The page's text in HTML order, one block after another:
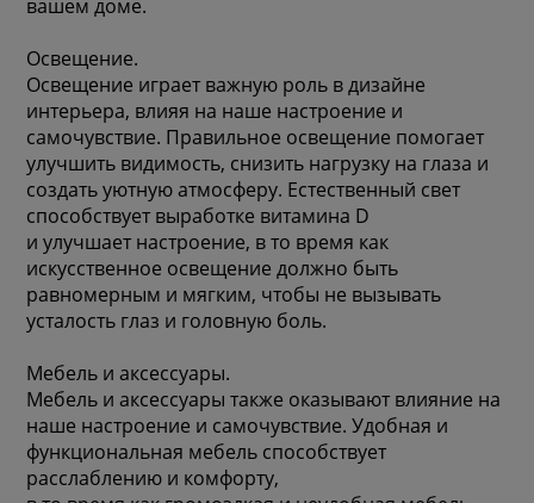
вашем доме.
Освещение.
Освещение играет важную роль в дизайне
интерьера, влияя на наше настроение и
самочувствие. Правильное освещение помогает
улучшить видимость, снизить нагрузку на глаза и
создать уютную атмосферу. Естественный свет
способствует выработке витамина D
и улучшает настроение, в то время как
искусственное освещение должно быть
равномерным и мягким, чтобы не вызывать
усталость глаз и головную боль.
Мебель и аксессуары.
Мебель и аксессуары также оказывают влияние на
наше настроение и самочувствие. Удобная и
функциональная мебель способствует
расслаблению и комфорту,